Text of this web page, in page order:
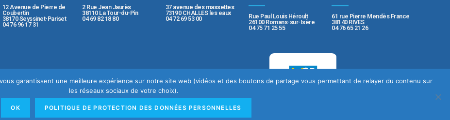
12 Avenue de Pierre de
Coubertin
38170 Seyssinet-Pariset
04 76 96 17 31
2 Rue Jean Jaurès
38110 La Tour-du-Pin
04 69 82 18 80
37 avenue des massettes
73190 CHALLES les eaux
04 72 69 53 00
Rue Paul Louis Héroult
26100 Romans-sur-Isère
04 75 71 25 55
61 rue Pierre Mendès France
38140 RIVES
04 76 65 21 26
du site
Mentions légales
personnelles
Rapport de transparence
garantissent une meilleure expérience sur notre site web (vidéos et des boutons de partage vous permettant de relayer du contenu sur
les réseaux sociaux de votre choix).
OK POLITIQUE DE PROTECTION DES DONNÉES PERSONNELLES